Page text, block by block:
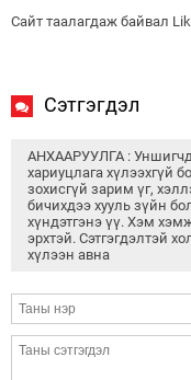
Сайт таалагдаж байвал
Сэтгэгдэл
АНХААРУУЛГА :
хариуцлага хүлээхгүй
зохисгүй зарим үг,
бичихдээ хууль зүйн
хүндэтгэнэ үү. Хэм
эрхтэй. Сэтгэгдэлтэй
хүлээн авна